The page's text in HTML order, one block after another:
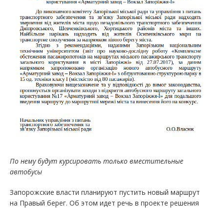
По нему будут курсировать только вместительные
автобусы
Запорожские власти планируют пустить новый маршрут
на Правый берег. Об этом идет речь в проекте решения